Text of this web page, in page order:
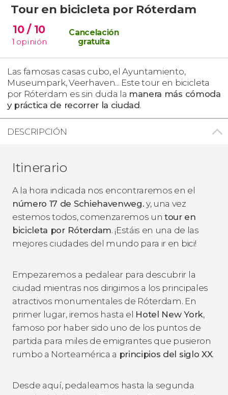
Tour en bicicleta por Róterdam
10/ 10
1 opinión
Cancelación
gratuita
Las famosas casas cubo, el Ayuntamiento,
Museumpark, Veerhaven... Este tour en bicicleta
por Róterdam es sin duda la manera más cómoda
y práctica de recorrer la ciudad.
DESCRIPCIÓN
Itinerario
A la hora indicada nos encontraremos en el
número 17 de Schiehavenweg. y, una vez
estemos todos, comenzaremos untour en
bicicleta por Róterdam. ¡Estáis en una de las
mejores ciudades del mundo para ir en bici!
Empezaremos a pedalear para descubrir la
ciudad mientras nos dirigimos a los principales
atractivos monumentales de Róterdam. En
primer lugar, iremos hasta el Hotel New York,
famoso por haber sido uno de los puntos de
partida para miles de emigrantes que pusieron
rumbo a Norteamérica a principios del siglo XX.
Desde aquí, pedaleamos hasta la segunda